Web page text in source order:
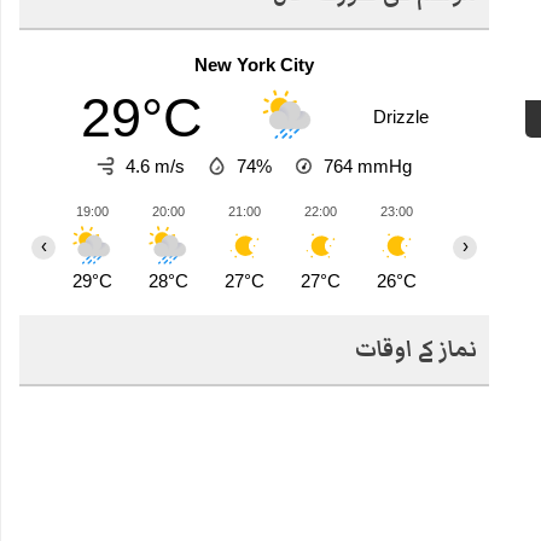
New York City
29°C Drizzle
4.6 m/s 74% 764 mmHg
19:00
29°C
20:00
28°C
21:00
27°C
22:00
27°C
23:00
26°C
‹ ›
نماز کے اوقات